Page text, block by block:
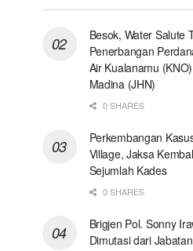
Besok, Water Salute
Penerbangan
Air Kualanamu
Madina (JHN)
0 SHARES
Perkembangan
Village, Jaksa
Sejumlah Kades
0 SHARES
Brigjen Pol. Sonny
Dimutasi dari Jabatan